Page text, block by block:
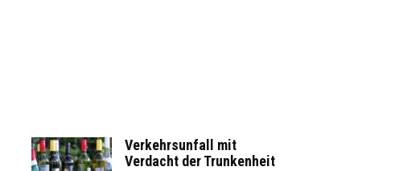
Verkehrsunfall mit
Verdacht der Trunkenheit